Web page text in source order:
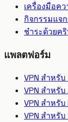
เครื่องมือค
กิจกรรมแจ
ชำระด้วยค
แพลตฟอร์ม
VPN สำหรับ
VPN สำหรั
VPN สำหรับ
VPN สำหรั